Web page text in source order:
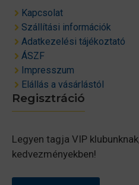
Kapcsolat
Szállítási információk
Adatkezelési tájékoztató
ÁSZF
Impresszum
Elállás a vásárlástól
Regisztráció
Legyen tagja VIP
kedvezményekben!